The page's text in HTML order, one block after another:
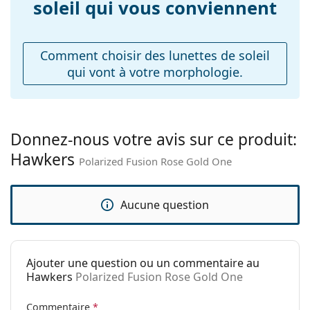
Explorez la gamme complète de
Poids:
105 g
ajustables:
ressort:
Non
Étui:
Non
Tissu de
Non
Catégorie:
Lunettes de soleil
Marque:
Hawkers
soleil qui vous conviennent
Comment choisir des lunettes de soleil
qui vont à votre morphologie.
Donnez-nous votre avis sur ce produit:
Hawkers Polarized Fusion Rose Gold One
Aucune question
Ajouter une question ou un commentaire au
Hawkers Polarized Fusion Rose Gold One
Commentaire *